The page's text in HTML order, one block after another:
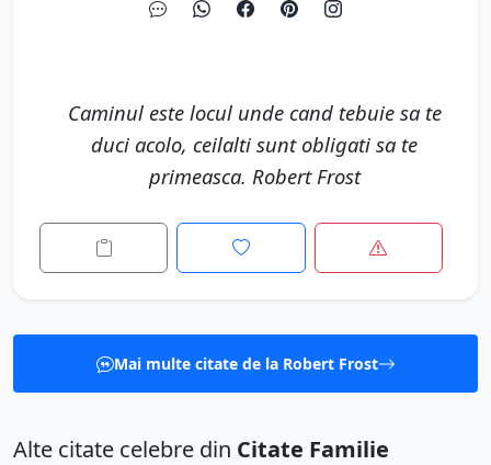
Caminul este locul unde cand tebuie sa te
duci acolo, ceilalti sunt obligati sa te
primeasca. Robert Frost
Mai multe citate de la Robert Frost
Alte citate celebre din Citate Familie